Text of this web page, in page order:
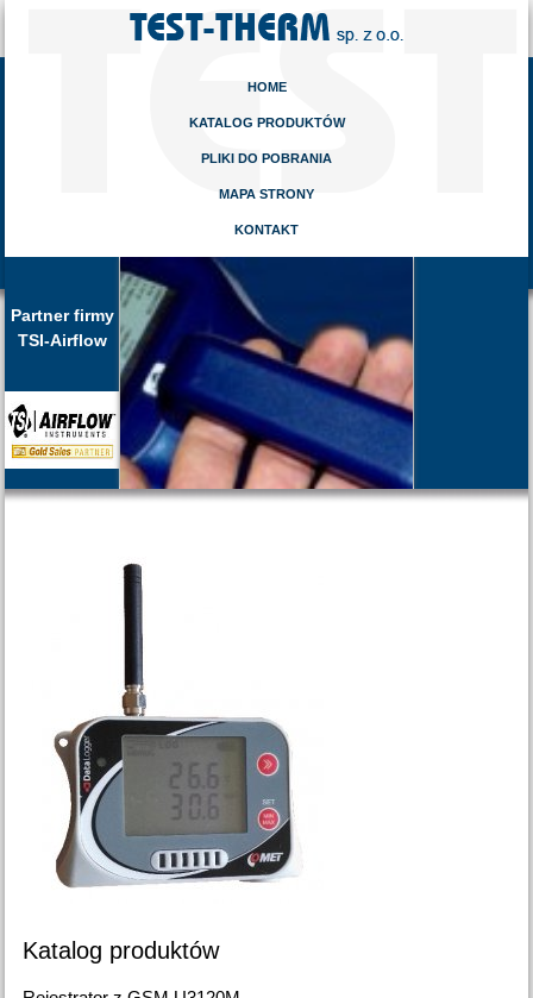
HOME
KATALOG PRODUKTÓW
PLIKI DO POBRANIA
MAPA STRONY
KONTAKT
Partner firmy
TSI-Airflow
Katalog produktów